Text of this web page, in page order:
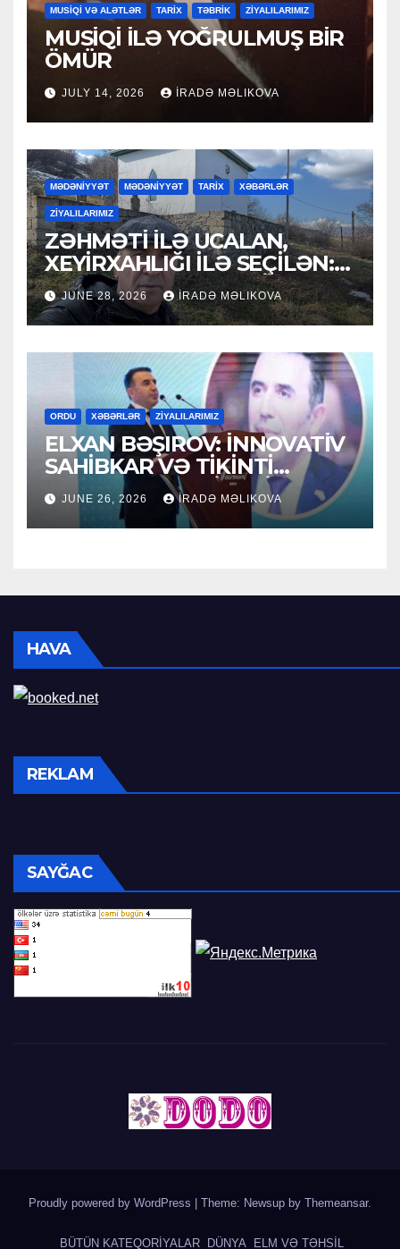
MUSİQİ VƏ ALƏTLƏR TARİX TƏBRİK ZİYALILARIMIZ
MUSİQİ İLƏ YOĞRULMUŞ BİR
ÖMÜR
JULY 14, 2026 İRADƏ MƏLIKOVA
MƏDƏNİYYƏT MƏDƏNİYYƏT TARİX XƏBƏRLƏR
ZİYALILARIMIZ
ZƏHMƏTİ İLƏ UCALAN,
XEYİRXAHLIĞI İLƏ SEÇİLƏN:
HACI RAMAZAN QULİYEV
JUNE 28, 2026 İRADƏ MƏLIKOVA
ORDU XƏBƏRLƏR ZİYALILARIMIZ
ELXAN BƏŞIROV: İNNOVATİV
SAHİBKAR VƏ TİKİNTİ
SEKTORUNUN LİDERİ
JUNE 26, 2026 İRADƏ MƏLIKOVA
HAVA
REKLAM
SAYĞAC
Proudly powered by WordPress Theme: Newsup by Themeansar.
BÜTÜN KATEQORİYALAR DÜNYA ELM VƏ TƏHSİL